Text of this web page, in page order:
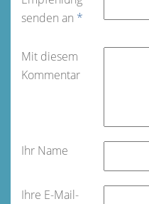
senden an *
Mit diesem
Kommentar
Ihr Name
Ihre E-Mail-